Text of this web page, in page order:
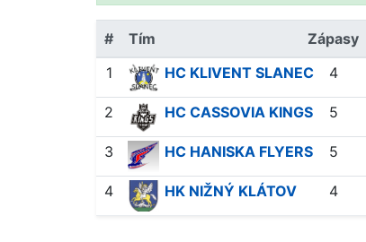
# Tím Zápasy
1
HC KLIVENT SLANEC 4
2 HC CASSOVIA KINGS 5
3 HC HANISKA FLYERS 5
4 HK NIŽNÝ KLÁTOV 4